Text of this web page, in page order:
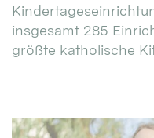
insgesamt 285
größte katholische